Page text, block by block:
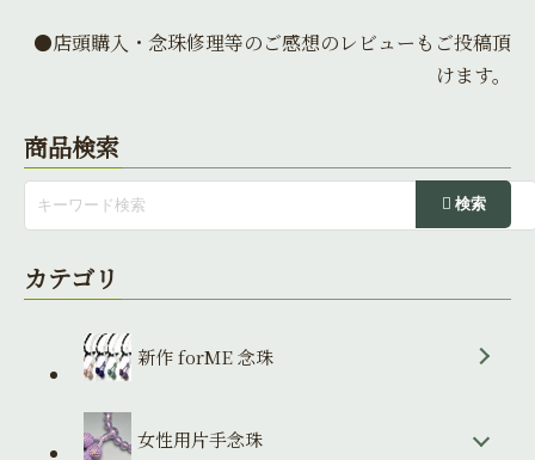
●店頭購入・念珠修理等のご感想のレビューもご投稿頂
けます。
商品検索
カテゴリ
新作 forME 念珠
女性用片手念珠